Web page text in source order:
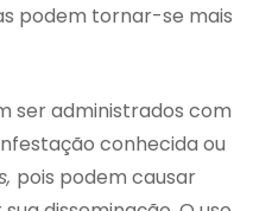
podem tornar-se mais
ser administrados com
conhecida ou
pois podem causar